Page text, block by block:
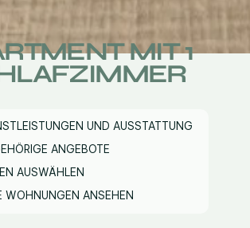
MIT 1
UND AUSSTATTUNG
ANGEBOTE
AUSWÄHLEN
WOHNUNGEN ANSEHEN